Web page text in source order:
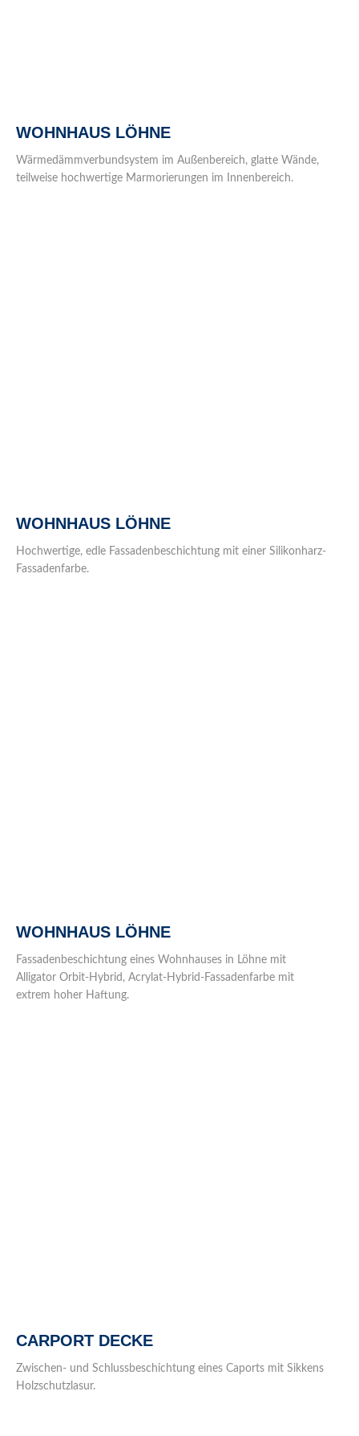
WOHNHAUS LÖHNE
Wärmedämmverbundsystem im Außenbereich, glatte Wände,
teilweise hochwertige Marmorierungen im Innenbereich.
WOHNHAUS LÖHNE
Hochwertige, edle Fassadenbeschichtung mit einer Silikonharz-
Fassadenfarbe.
WOHNHAUS LÖHNE
Fassadenbeschichtung eines Wohnhauses in Löhne mit
Alligator Orbit-Hybrid, Acrylat-Hybrid-Fassadenfarbe mit
extrem hoher Haftung.
CARPORT DECKE
Zwischen- und Schlussbeschichtung eines Caports mit Sikkens
Holzschutzlasur.